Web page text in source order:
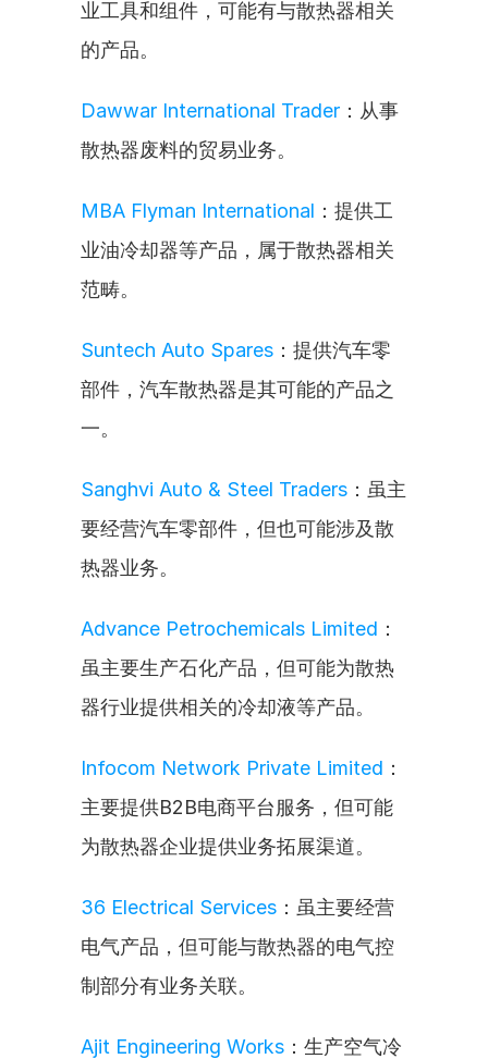
业工具和组件，可能有与散热器相关
的产品。
Dawwar International Trader ：从事
散热器废料的贸易业务。
MBA Flyman International ：提供工
业油冷却器等产品，属于散热器相关
范畴。
Suntech Auto Spares ：提供汽车零
部件，汽车散热器是其可能的产品之
一。
Sanghvi Auto & Steel Traders ：虽主
要经营汽车零部件，但也可能涉及散
热器业务。
Advance Petrochemicals Limited ：
虽主要生产石化产品，但可能为散热
器行业提供相关的冷却液等产品。
Infocom Network Private Limited ：
主要提供B2B电商平台服务，但可能
为散热器企业提供业务拓展渠道。
36 Electrical Services ：虽主要经营
电气产品，但可能与散热器的电气控
制部分有业务关联。
Ajit Engineering Works ：生产空气冷